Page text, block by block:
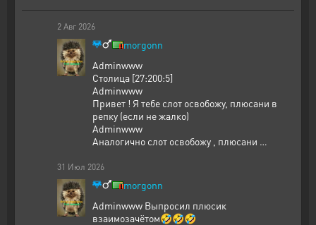
2 Авг 2026
morgonn
Adminwww
Столица [27:200:5]
Adminwww
Привет ! Я тебе слот освобожу, плюсани в
репку (если не жалко)
Adminwww
Аналогично слот освобожу , плюсани …
31 Июл 2026
morgonn
Adminwww Выпросил плюсик
взаимозачётом🤣🤣🤣